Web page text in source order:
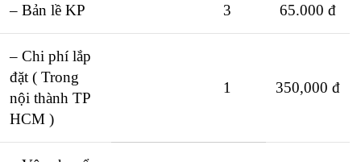
– Bản lề KP 3 65.000 đ
– Chi phí lắp
đặt ( Trong
nội thành TP
HCM )
1 350,000 đ